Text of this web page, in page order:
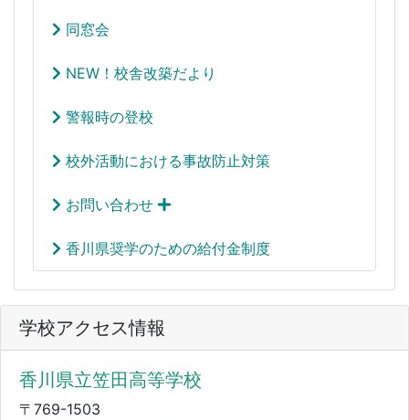
同窓会
NEW！校舎改築だより
警報時の登校
校外活動における事故防止対策
お問い合わせ
香川県奨学のための給付金制度
学校アクセス情報
香川県立笠田高等学校
〒769-1503